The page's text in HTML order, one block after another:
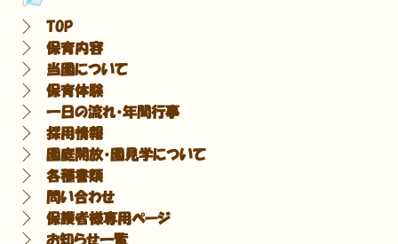
TOP
保育内容
当園について
保育体験
一日の流れ・年間行事
採用情報
園庭開放・園見学について
各種書類
問い合わせ
保護者様専用ページ
お知らせ一覧